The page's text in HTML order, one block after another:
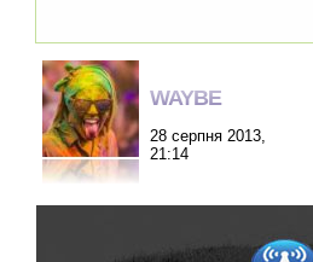
WAYBE
28 серпня 2013,
21:14